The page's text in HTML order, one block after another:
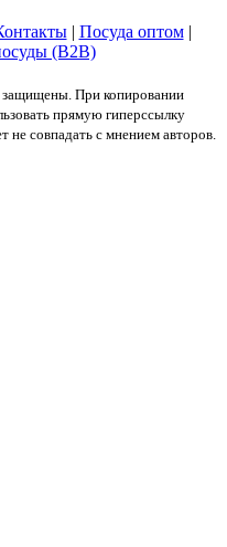
| Посуда оптом|
(B2B)
При копировании
прямую гиперссылку
не совпадать с мнением авторов.